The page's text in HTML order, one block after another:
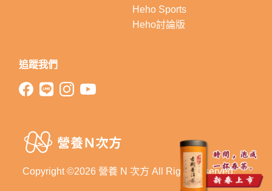
Copyright ©2026 營養 N 次方 All Right Reserved.
Heho Sports
Heho討論版
追蹤我們